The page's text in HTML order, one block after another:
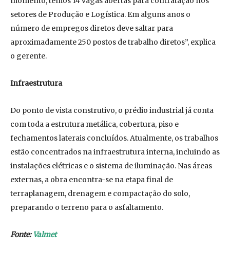
setores de Produção e Logística. Em alguns anos o
número de empregos diretos deve saltar para
aproximadamente 250 postos de trabalho diretos”, explica
o gerente.
Infraestrutura
Do ponto de vista construtivo, o prédio industrial já conta
com toda a estrutura metálica, cobertura, piso e
fechamentos laterais concluídos. Atualmente, os trabalhos
estão concentrados na infraestrutura interna, incluindo as
instalações elétricas e o sistema de iluminação. Nas áreas
externas, a obra encontra-se na etapa final de
terraplanagem, drenagem e compactação do solo,
preparando o terreno para o asfaltamento.
Fonte: Valmet